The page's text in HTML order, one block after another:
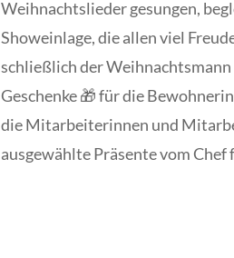
Weihnachtslieder gesungen,
Showeinlage, die allen viel
schließlich der
Geschenke 🎁 für die
die Mitarbeiterinnen und
ausgewählte Präsente vom Chef